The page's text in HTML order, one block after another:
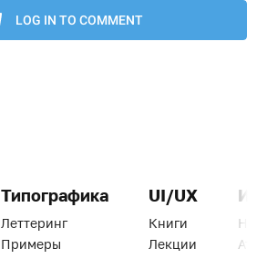
Типографика
Леттеринг
Примеры
UI/UX
Книги
Лекции